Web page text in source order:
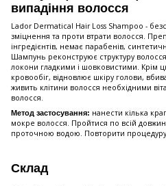
випадіння волосся
Lador Dermatical Hair Loss Shampoo -
зміцнення та проти втрати волосся.
інгредієнтів, немає парабенів,
Шампунь реконструює структуру
локони гладкими і шовковистими. Крім
кровообіг, відновлює шкіру голови,
живить клітини волосся необхідними
волосся.
Метод застосування: нанести кілька
мокре волосся. Пройтися по всій
проточною водою. Повторити
Склад